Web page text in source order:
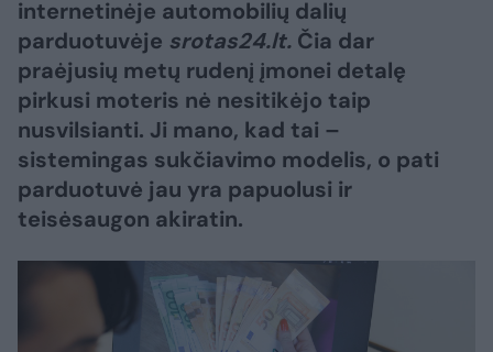
internetinėje automobilių dalių
parduotuvėje srotas24.lt. Čia dar
praėjusių metų rudenį įmonei detalę
pirkusi moteris nė nesitikėjo taip
nusvilsianti. Ji mano, kad tai –
sistemingas sukčiavimo modelis, o pati
parduotuvė jau yra papuolusi ir
teisėsaugon akiratin.​